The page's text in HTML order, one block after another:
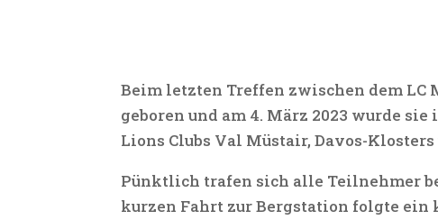
Beim letzten Treffen zwischen dem LC
geboren und am 4. März 2023 wurde
Lions Clubs Val Müstair, Davos-
Pünktlich trafen sich alle Teilnehmer
kurzen Fahrt zur Bergstation folgte